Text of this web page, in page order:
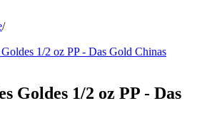
/
1/2 oz PP - Das Gold Chinas
Goldes 1/2 oz PP - Das